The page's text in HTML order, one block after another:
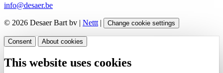
info@desaer.be
© 2026 Desaer Bart bv | Nettt | Change cookie settings
Consent About cookies
This website uses cookies